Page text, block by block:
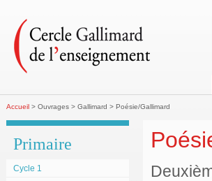
Accueil > Ouvrages > Gallimard > Poésie/Gallimard
Primaire
Cycle 1